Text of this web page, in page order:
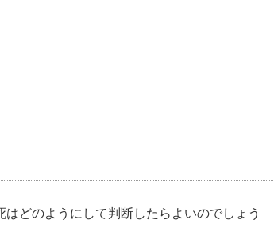
どのようにして判断したらよいのでしょう